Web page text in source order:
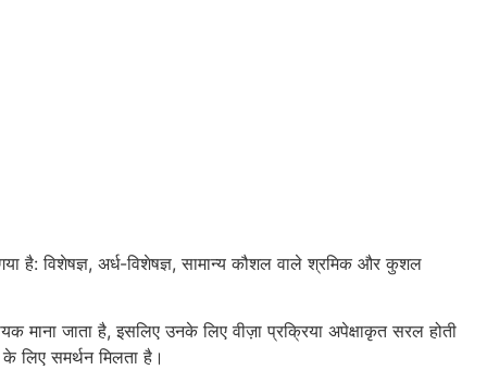
है: विशेषज्ञ, अर्ध-विशेषज्ञ, सामान्य कौशल वाले श्रमिक और कुशल
माना जाता है, इसलिए उनके लिए वीज़ा प्रक्रिया अपेक्षाकृत सरल होती
लिए समर्थन मिलता है।